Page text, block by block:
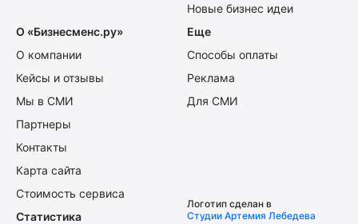
Новые бизнес идеи
О «Бизнесменс.ру»
О компании
Кейсы и отзывы
Мы в СМИ
Партнеры
Контакты
Карта сайта
Стоимость сервиса
Еще
Способы оплаты
Реклама
Для СМИ
Статистика
Логотип сделан в
Студии Артемия Лебедева